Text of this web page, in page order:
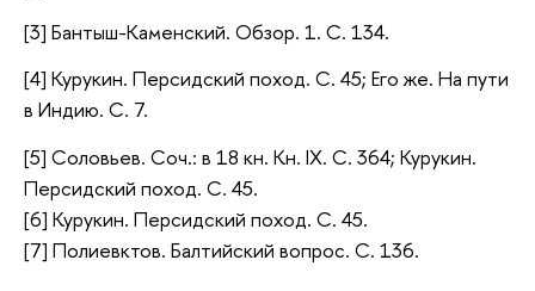
[3] Бантыш-Каменский. Обзор. 1. С. 134.
[4] Курукин. Персидский поход. С. 45; Его же. На пути
в Индию. С. 7.
[5] Соловьев. Соч.: в 18 кн. Кн. IX. С. 364; Курукин.
Персидский поход. С. 45.
[6] Курукин. Персидский поход. С. 45.
[7] Полиевктов. Балтийский вопрос. С. 136.